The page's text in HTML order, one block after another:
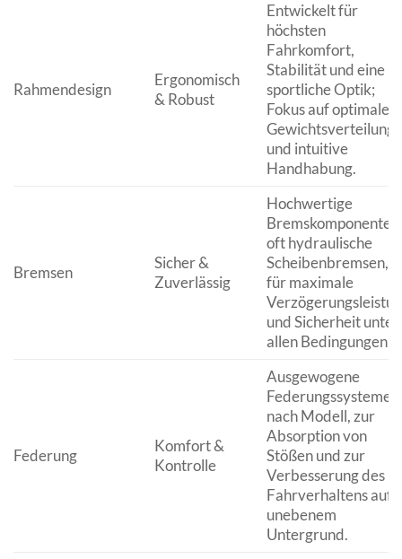
Rahmendesign
Ergonomisch
& Robust
Entwickelt für
höchsten
Fahrkomfort,
Stabilität und eine
sportliche Optik;
Fokus auf optimale
Gewichtsverteilung
und intuitive
Handhabung.
Bremsen
Sicher &
Zuverlässig
Hochwertige
Bremskomponenten,
oft hydraulische
Scheibenbremsen,
für maximale
und Sicherheit unter
allen Bedingungen.
Federung
Komfort &
Kontrolle
Ausgewogene
Federungssysteme,
nach Modell, zur
Absorption von
Stößen und zur
Verbesserung des
Fahrverhaltens auf
unebenem
Untergrund.